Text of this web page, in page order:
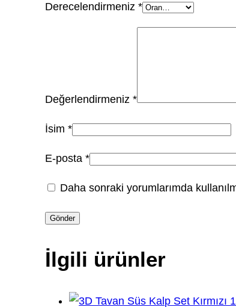
Derecelendirmeniz*
Değerlendirmeniz*
İsim*
E-posta*
Daha sonraki yorumlarımda
İlgili ürünler